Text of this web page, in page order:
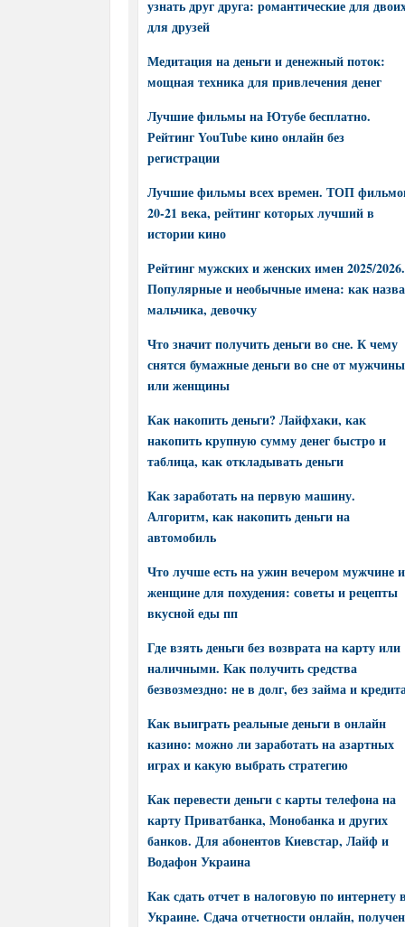
узнать друг друга: романтические для
для друзей
Медитация на деньги и денежный поток:
мощная техника для привлечения денег
Лучшие фильмы на Ютубе бесплатно.
Рейтинг YouTube кино онлайн без
регистрации
Лучшие фильмы всех времен. ТОП
20-21 века, рейтинг которых лучший в
истории кино
Рейтинг мужских и женских имен 2025/2026.
Популярные и необычные имена: как
мальчика, девочку
Что значит получить деньги во сне. К чему
снятся бумажные деньги во сне от мужчины
или женщины
Как накопить деньги? Лайфхаки, как
накопить крупную сумму денег быстро и
таблица, как откладывать деньги
Как заработать на первую машину.
Алгоритм, как накопить деньги на
автомобиль
Что лучше есть на ужин вечером мужчине и
женщине для похудения: советы и рецепты
вкусной еды пп
Где взять деньги без возврата на карту или
наличными. Как получить средства
безвозмездно: не в долг, без займа и
Как выиграть реальные деньги в онлайн
казино: можно ли заработать на азартных
играх и какую выбрать стратегию
Как перевести деньги с карты телефона на
карту Приватбанка, Монобанка и других
банков. Для абонентов Киевстар, Лайф и
Водафон Украина
Как сдать отчет в налоговую по интернету в
Украине. Сдача отчетности онлайн,